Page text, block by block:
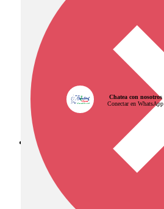
Diócesis de Zipaquirá
Chatea con nosotros
Conectar en WhatsApp